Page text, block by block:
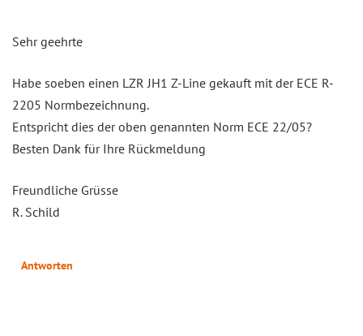
Sehr geehrte
Habe soeben einen LZR JH1 Z-Line gekauft mit der ECE R-
2205 Normbezeichnung.
Entspricht dies der oben genannten Norm ECE 22/05?
Besten Dank für Ihre Rückmeldung
Freundliche Grüsse
R. Schild
Antworten